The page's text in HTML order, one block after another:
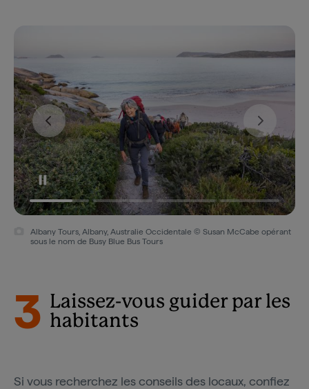
Albany Tours, Albany, Australie Occidentale © Susan McCabe opérant
sous le nom de Busy Blue Bus Tours
3 Laissez-vous guider par les
habitants
Si vous recherchez les conseils des locaux, confiez